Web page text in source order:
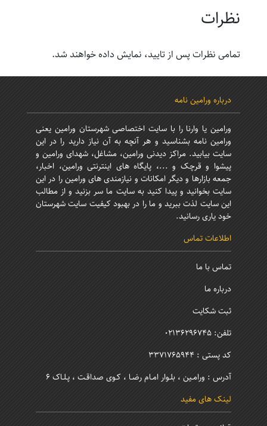
نظرات
تمامی نظرات پس از تایید، نمایش داده خواهند شد.
درباره ورامین نامه
ورامین یا وارنا را با سایت اختصاصی شهرستان ورامین یعنی
ورامین نامه بشناسید و هر آنچه به آن نیاز دارید را در این
سایت بیابید. مراکز دیدنی ورامین، مشاغل، شهدای ورامین و
پیشوا و قرچک و ...، پایگاه های اینترنتی ورامین، اخبار،
جمعه بازارها و دیگر امکانات و نیازمندی های ورامین را در این
سایت بخوانید و پیدا کنید به سایت ما سر بزنید و از مطالب
این سایت لذت ببرید و ما را در بهبود کیفیت سایت شهرستان
خود یاری رسانید.
اطلاعات تماس
تماس با ما
درباره ما
ثبت شکایت
تلفن: 02136296745
کد پستی : 3371765944
آدرس : ورامـین ، بلـوار امـام رضـا ، کـوی صداقـت ، پـلـاک 6
لینک های مفید